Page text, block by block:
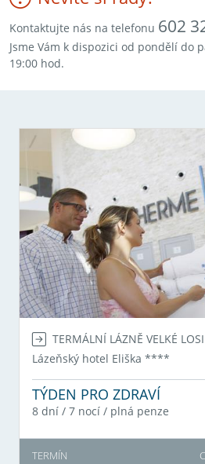
Kontaktujte nás na telefonu 602
Jsme Vám k dispozici od pondělí do
19:00 hod.
TERMÁLNÍ LÁZNĚ VELKÉ
Lázeňský hotel Eliška ****
TÝDEN PRO ZDRAVÍ
8 dní / 7 nocí / plná penze
TERMÍN